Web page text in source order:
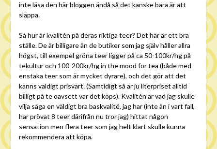
inte läsa den här bloggen ändå så det kanske bara är att
släppa.
Så hur är kvalitén på deras riktiga teer? Det här är ett bra
ställe. De är billigare än de butiker som jag själv håller allra
högst, till exempel gröna teer ligger på ca 50-100kr/hg på
tekultur och 100-200kr/hg in the mood for tea (både med
enstaka teer som är mycket dyrare), och det gör att det
känns väldigt prisvärt. (Samtidigt så är ju literpriset alltid
billigt på te oavsett var det köps). Kvalitén är vad jag skulle
vilja säga en väldigt bra baskvalité, jag har (inte än i vart fall,
har prövat 8 teer därifrån nu tror jag) hittat någon
sensation men flera teer som jag helt klart skulle kunna
rekommendera att köpa.